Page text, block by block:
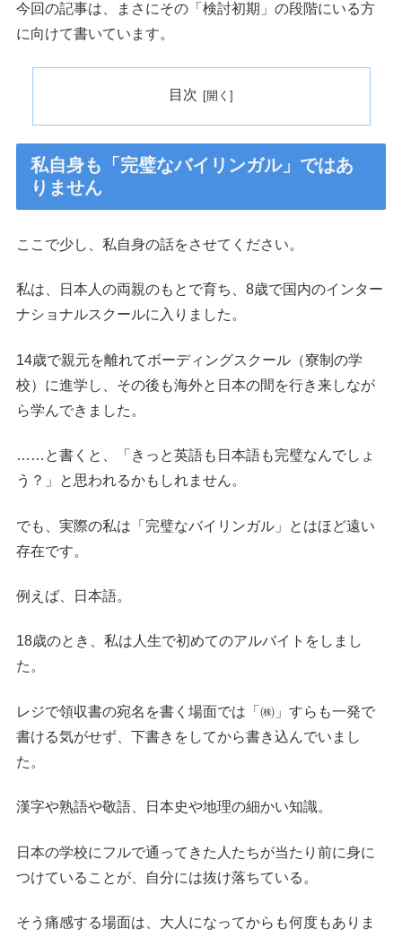
今回の記事は、まさにその「検討初期」の段階にいる方
に向けて書いています。
目次
私自身も「完璧なバイリンガル」ではあ
りません
ここで少し、私自身の話をさせてください。
私は、日本人の両親のもとで育ち、8歳で国内のインター
ナショナルスクールに入りました。
14歳で親元を離れてボーディングスクール（寮制の学
校）に進学し、その後も海外と日本の間を行き来しなが
ら学んできました。
……と書くと、「きっと英語も日本語も完璧なんでしょ
う？」と思われるかもしれません。
でも、実際の私は「完璧なバイリンガル」とはほど遠い
存在です。
例えば、日本語。
18歳のとき、私は人生で初めてのアルバイトをしまし
た。
レジで領収書の宛名を書く場面では「㈱」すらも一発で
書ける気がせず、下書きをしてから書き込んでいまし
た。
漢字や熟語や敬語、日本史や地理の細かい知識。
日本の学校にフルで通ってきた人たちが当たり前に身に
つけていることが、自分には抜け落ちている。
そう痛感する場面は、大人になってからも何度もありま